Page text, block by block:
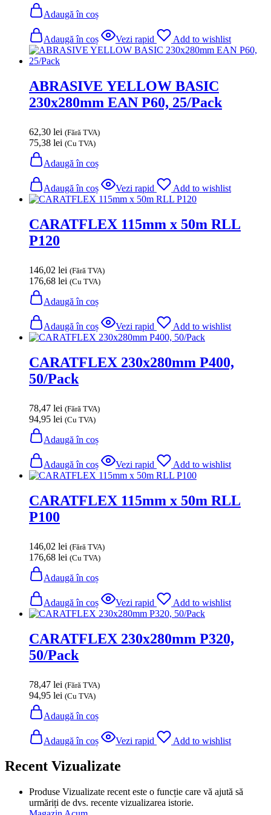
Adaugă în coș
Adaugă în coș Vezi rapid Add to wishlist
ABRASIVE YELLOW BASIC
230x280mm EAN P60, 25/Pack
62,30 lei (Fără TVA)
75,38 lei (Cu TVA)
Adaugă în coș
Adaugă în coș Vezi rapid Add to wishlist
CARATFLEX 115mm x 50m RLL
P120
146,02 lei (Fără TVA)
176,68 lei (Cu TVA)
Adaugă în coș
Adaugă în coș Vezi rapid Add to wishlist
CARATFLEX 230x280mm P400,
50/Pack
78,47 lei (Fără TVA)
94,95 lei (Cu TVA)
Adaugă în coș
Adaugă în coș Vezi rapid Add to wishlist
CARATFLEX 115mm x 50m RLL
P100
146,02 lei (Fără TVA)
176,68 lei (Cu TVA)
Adaugă în coș
Adaugă în coș Vezi rapid Add to wishlist
CARATFLEX 230x280mm P320,
50/Pack
78,47 lei (Fără TVA)
94,95 lei (Cu TVA)
Adaugă în coș
Adaugă în coș Vezi rapid Add to wishlist
Recent Vizualizate
Produse Vizualizate recent este o funcție care vă ajută să
urmăriți de dvs. recente vizualizarea istorie.